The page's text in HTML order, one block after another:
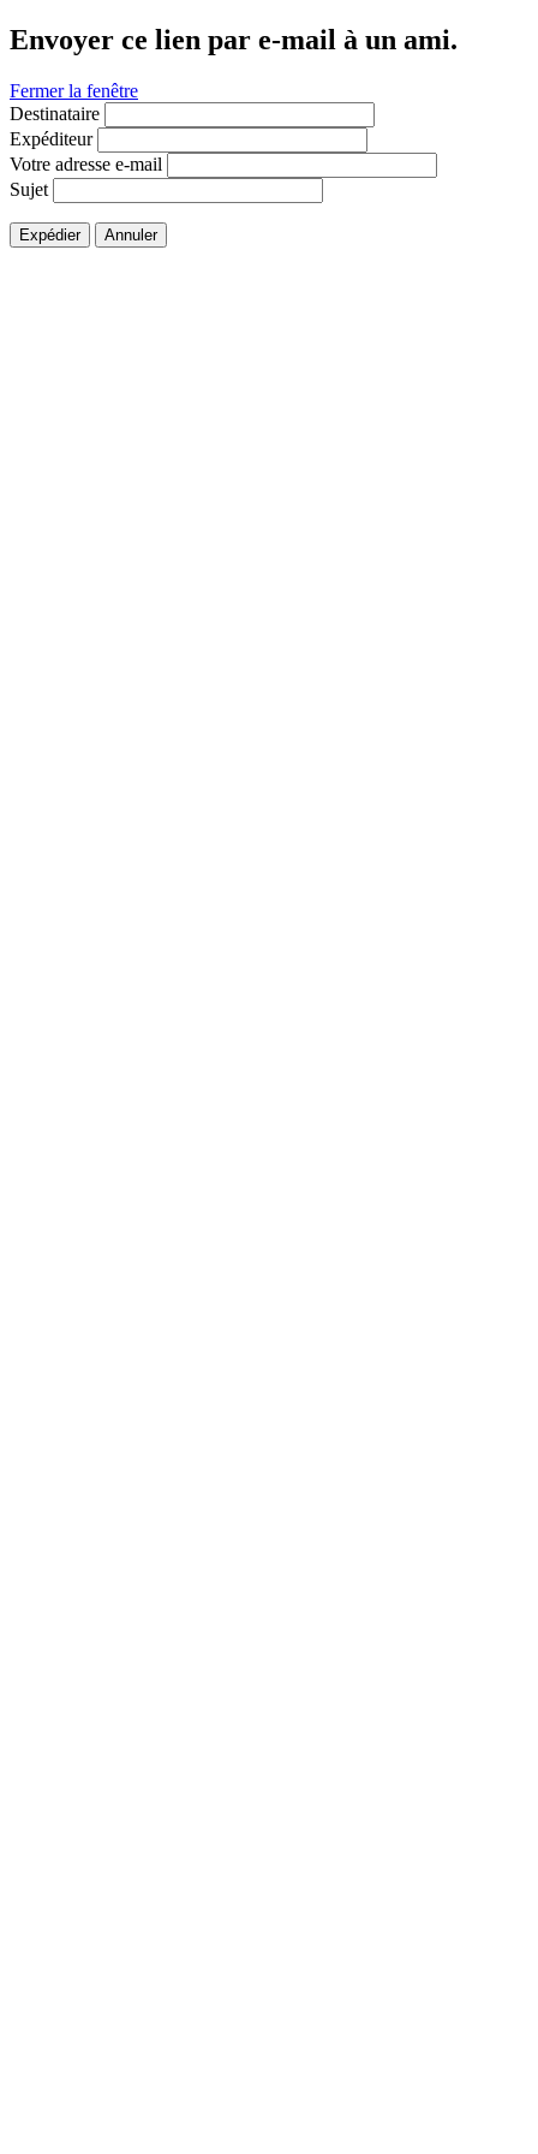
Envoyer ce lien par e-mail à un ami.
Fermer la fenêtre
Destinataire
Expéditeur
Votre adresse e-mail
Sujet
Expédier Annuler